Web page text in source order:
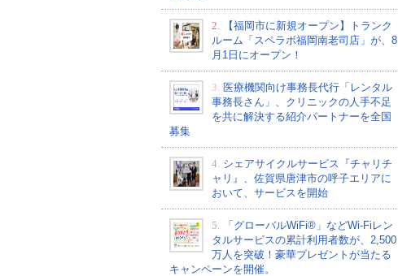
2.
【福岡市に新規オープン】トランク
ルーム「スペラボ福岡南老司店」が、8
月1日にオープン！
3. 医療機関向け事務長代行「レンタル
事務長さん」、クリニックの人手不足
を共に解決する紹介パートナーを全国
募集
4. シェアサイクルサービス『チャリチ
ャリ』、佐賀県唐津市の呼子エリアに
おいて、サービスを開始
5.
「グローバルWiFi®」などWi-Fiレン
タルサービスの累計利用者数が、2,500
万人を突破！豪華プレゼントが当たる
キャンペーンを開催。